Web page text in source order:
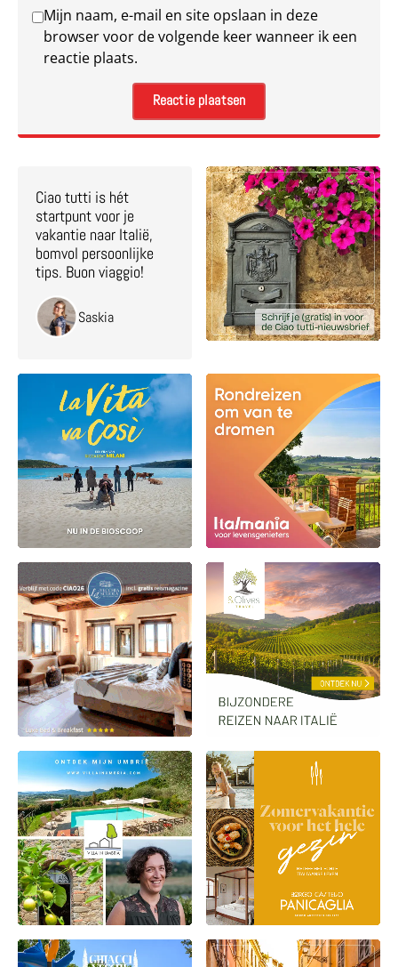
Mijn naam, e-mail en site opslaan in deze
browser voor de volgende keer wanneer ik een
reactie plaats.
Ciao tutti is hét
startpunt voor je
vakantie naar Italië,
bomvol persoonlijke
tips. Buon viaggio!
Saskia